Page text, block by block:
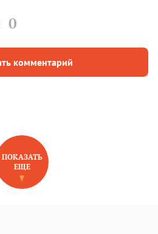
0
комментарий
НА САЙТЕ
ПОКАЗАТЬ
ЕЩЕ